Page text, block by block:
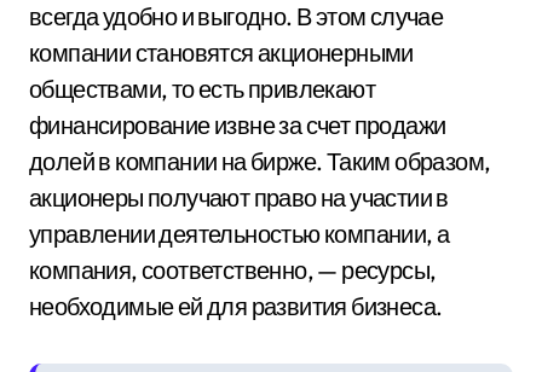
всегда удобно и выгодно. В этом случае
компании становятся акционерными
обществами, то есть привлекают
финансирование извне за счет продажи
долей в компании на бирже. Таким образом,
акционеры получают право на участии в
управлении деятельностью компании, а
компания, соответственно, — ресурсы,
необходимые ей для развития бизнеса.